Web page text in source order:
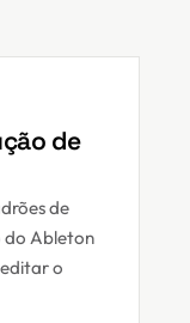
de
de
do Ableton
o